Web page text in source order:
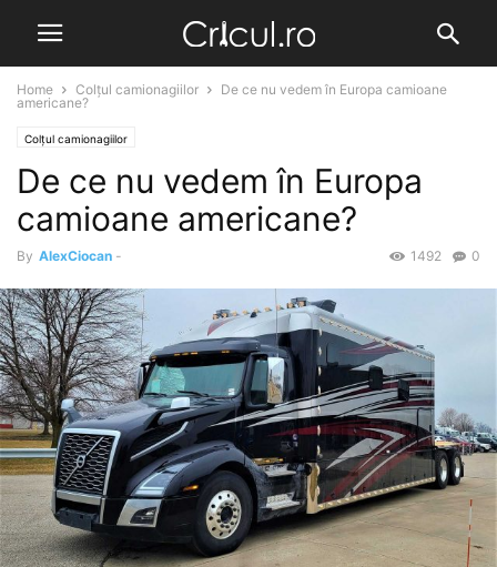
Home Colțul camionagiilor
De ce nu vedem în Europa camioane
americane?
Colțul camionagiilor
De ce nu vedem în Europa
camioane americane?
By AlexCiocan - 0
1492